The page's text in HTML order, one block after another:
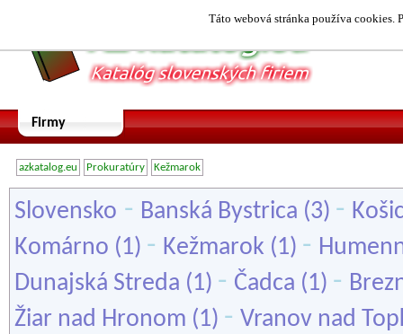
Táto webová stránka používa cookies.
Firmy
azkatalog.eu Prokuratúry Kežmarok
Slovensko - Banská Bystrica (3) -
Komárno (1) - Kežmarok (1) -
Dunajská Streda (1) - Čadca (1) -
Žiar nad Hronom (1) - Vranov nad